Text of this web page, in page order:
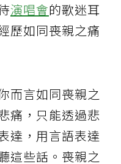
演唱會的歌迷耳
歷如同喪親之痛
而言如同喪親之
痛，只能透過悲
達，用言語表達
這些話。喪親之